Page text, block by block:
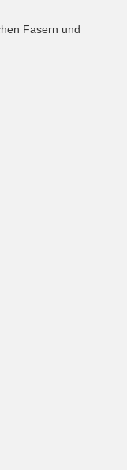
Fasern und